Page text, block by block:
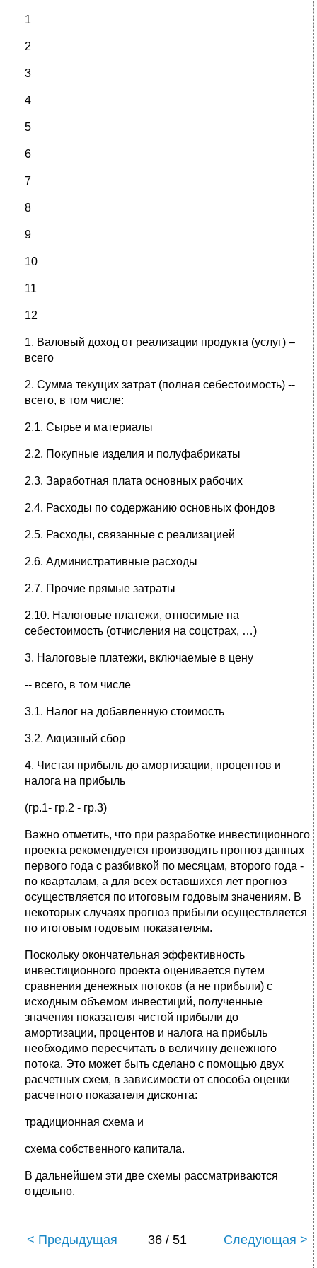
1
2
3
4
5
6
7
8
9
10
11
12
1. Валовый доход от реализации продукта (услуг) –
всего
2. Сумма текущих затрат (полная себестоимость) --
всего, в том числе:
2.1. Сырье и материалы
2.2. Покупные изделия и полуфабрикаты
2.3. Заработная плата основных рабочих
2.4. Расходы по содержанию основных фондов
2.5. Расходы, связанные с реализацией
2.6. Административные расходы
2.7. Прочие прямые затраты
2.10. Налоговые платежи, относимые на
себестоимость (отчисления на соцстрах, …)
3. Налоговые платежи, включаемые в цену
-- всего, в том числе
3.1. Налог на добавленную стоимость
3.2. Акцизный сбор
4. Чистая прибыль до амортизации, процентов и
налога на прибыль
(гр.1- гр.2 - гр.3)
Важно отметить, что при разработке инвестиционного
проекта рекомендуется производить прогноз данных
первого года с разбивкой по месяцам, второго года -
по кварталам, а для всех оставшихся лет прогноз
осуществляется по итоговым годовым значениям. В
некоторых случаях прогноз прибыли осуществляется
по итоговым годовым показателям.
Поскольку окончательная эффективность
инвестиционного проекта оценивается путем
сравнения денежных потоков (а не прибыли) с
исходным объемом инвестиций, полученные
значения показателя чистой прибыли до
амортизации, процентов и налога на прибыль
необходимо пересчитать в величину денежного
потока. Это может быть сделано с помощью двух
расчетных схем, в зависимости от способа оценки
расчетного показателя дисконта:
традиционная схема и
схема собственного капитала.
В дальнейшем эти две схемы рассматриваются
отдельно.
< Предыдущая 36 / 51 Следующая >